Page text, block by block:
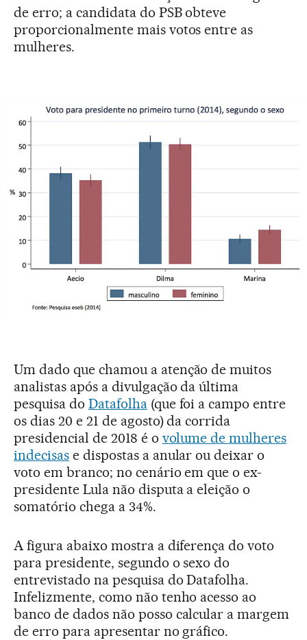
de erro; a candidata do PSB obteve
proporcionalmente mais votos entre as
mulheres.
Um dado que chamou a atenção de muitos
analistas após a divulgação da última
pesquisa do Datafolha(que foi a campo entre
os dias 20 e 21 de agosto) da corrida
presidencial de 2018 é o volume de mulheres
indecisase dispostas a anular ou deixar o
voto em branco; no cenário em que o ex-
presidente Lula não disputa a eleição o
somatório chega a 34%.
A figura abaixo mostra a diferença do voto
para presidente, segundo o sexo do
entrevistado na pesquisa do Datafolha.
Infelizmente, como não tenho acesso ao
banco de dados não posso calcular a margem
de erro para apresentar no gráfico.